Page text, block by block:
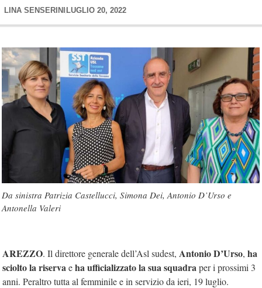
LINA SENSERINI LUGLIO 20, 2022
Da sinistra Patrizia Castellucci, Simona Dei, Antonio D’Urso e
Antonella Valeri
AREZZO. Il direttore generale dell’Asl sudest, AntonioD’Urso, ha
sciolto la riservaeha ufficializzato la sua squadraper i prossimi 3
anni. Peraltro tutta al femminile e in servizio da ieri, 19 luglio.